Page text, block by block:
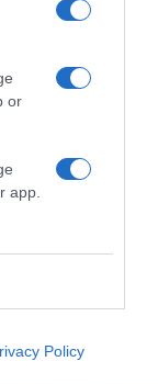
or
app.
Policy